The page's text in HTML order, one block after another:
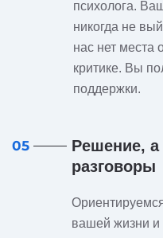
психолога.
никогда не
нас нет места
критике. Вы
поддержки.
05
Решение, а
разговоры
вашей жизни